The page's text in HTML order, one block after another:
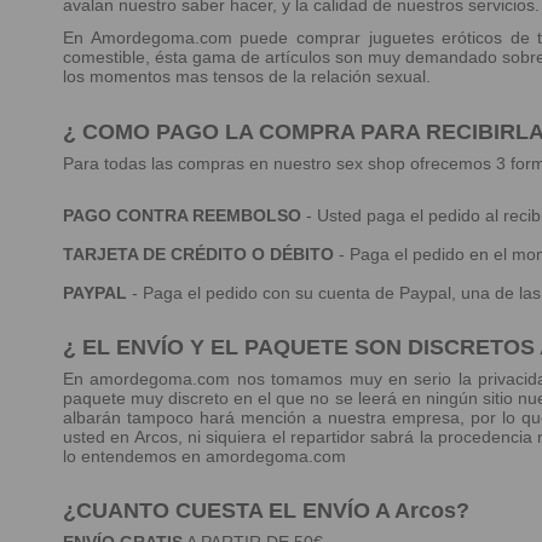
avalan nuestro saber hacer, y la calidad de nuestros servicios.
En Amordegoma.com puede comprar juguetes eróticos de
comestible, ésta gama de artículos son muy demandado
los momentos mas tensos de la relación sexual.
¿ COMO PAGO LA COMPRA PARA
Para todas las compras en nuestro sex shop ofrecemos 3
PAGO CONTRA REEMBOLSO - Usted paga el pedido al
TARJETA DE CRÉDITO O DÉBITO - Paga el pedido en el
PAYPAL - Paga el pedido con su cuenta de Paypal, una de
¿ EL ENVÍO Y EL PAQUETE SON
En amordegoma.com nos tomamos muy en serio la
paquete muy discreto en el que no se leerá en ningún sitio
albarán tampoco hará mención a nuestra empresa, por lo
usted en Arcos, ni siquiera el repartidor sabrá la
lo entendemos en amordegoma.com
¿CUANTO CUESTA EL ENVÍO A Arcos?